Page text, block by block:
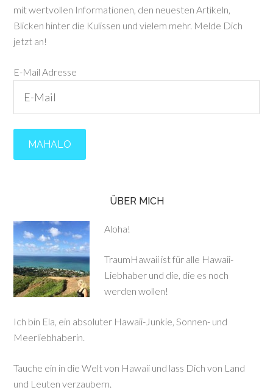
mit wertvollen Informationen, den neuesten Artikeln,
Blicken hinter die Kulissen und vielem mehr. Melde Dich
jetzt an!
E-Mail Adresse
ÜBER MICH
Aloha!
TraumHawaii ist für alle Hawaii-
Liebhaber und die, die es noch
werden wollen!
Ich bin Ela, ein absoluter Hawaii-Junkie, Sonnen- und
Meerliebhaberin.
Tauche ein in die Welt von Hawaii und lass Dich von Land
und Leuten verzaubern.